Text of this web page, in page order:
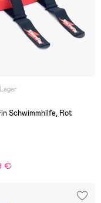
Schwimmhilfe, Rot
€